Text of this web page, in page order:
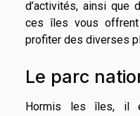
d’activités, ainsi que
ces îles vous
profiter des diverses
Le parc
Hormis les îles, il